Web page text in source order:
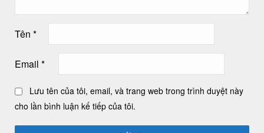
Tên *
Email *
Lưu tên của tôi, email, và trang web trong trình duyệt này
cho lần bình luận kế tiếp của tôi.